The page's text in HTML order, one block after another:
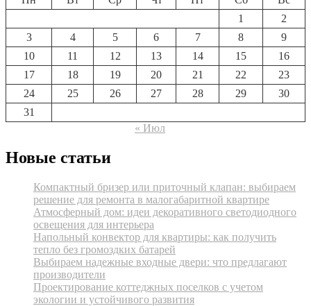
1
2
3
4 5 6 7 8
9
10
11 12 13 14 15
16
17
18 19 20 21 22
23
24
25 26 27 28 29
30
31
« Июл
Новые статьи
Компактный бризер или приточный клапан: выбираем
решение для ремонта в малогабаритной квартире
Атмосферный дом: идеи декоративного светодиодного
освещения для интерьера
Напольный конвектор для квартиры: как получить
тепло без громоздких батарей
Выбираем надежные входные двери: что предлагают
производители
Проектирование коттеджных поселков с учетом
экологии и устойчивого развития